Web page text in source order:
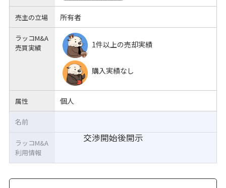
売主の立場 所有者
ラッコM&A
売買実績
1件以上の売却実績
購入実績なし
属性 個人
交渉開始後開示
名前
ラッコM&A
利用情報